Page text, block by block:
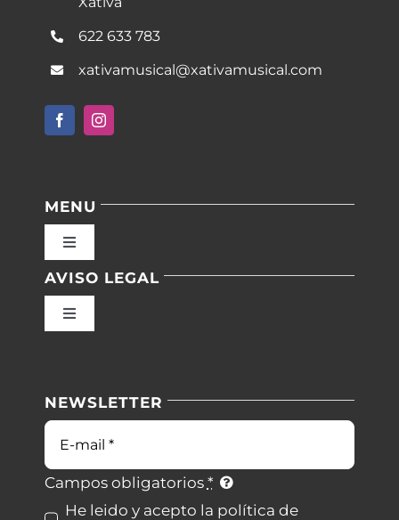
622 633 783
xativamusical@xativamusical.com
MENU
Toggle
Inicio
Blog
Contacto
AVISO LEGAL
Toggle
Condiciones de uso
Ley de cookies
NEWSLETTER
Correo
electrónico
Campos obligatorios *
He leido y acepto la política de